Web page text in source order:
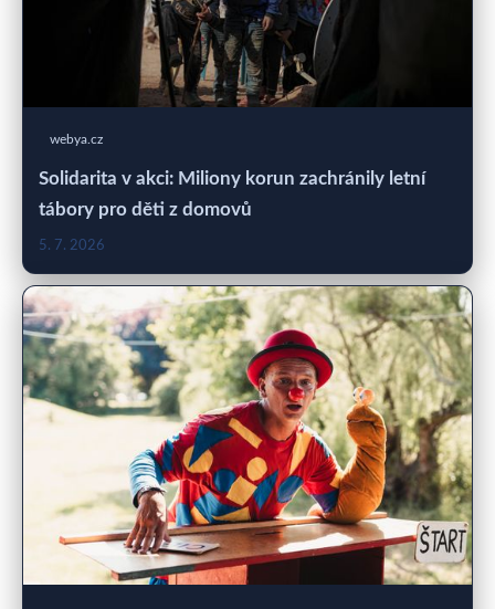
webya.cz
Solidarita v akci: Miliony korun zachránily letní
tábory pro děti z domovů
5. 7. 2026